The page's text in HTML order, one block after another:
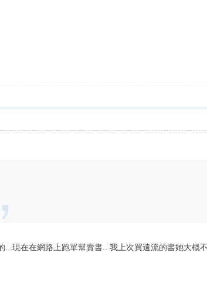
.現在在網路上跑單幫賣書.. 我上次買遠流的書她大概